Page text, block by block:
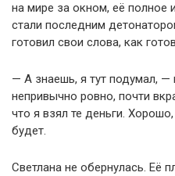
на мире за окном, её полное
стали последним
готовил свои слова, как
— А знаешь, я тут подумал, —
непривычно ровно, почти
что я взял те деньги.
будет.
Светлана не обернулась. Её